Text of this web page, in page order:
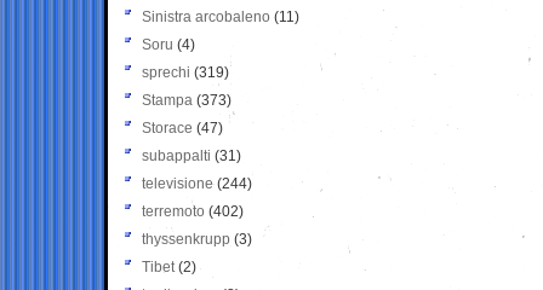
Sinistra arcobaleno (11)
Soru (4)
sprechi (319)
Stampa (373)
Storace (47)
subappalti (31)
televisione(244)
terremoto (402)
thyssenkrupp (3)
Tibet(2)